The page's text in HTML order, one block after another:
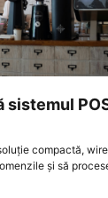
sistemul
compactă,
și să